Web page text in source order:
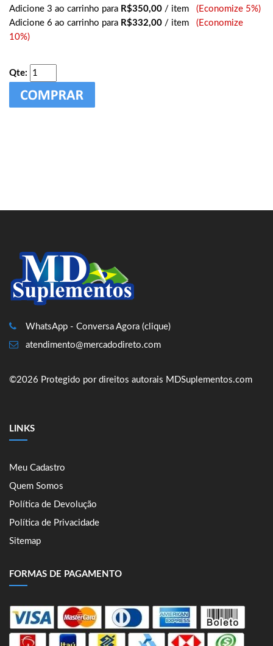
Adicione 3 ao carrinho para R$350,00 / item (Economize 5%)
Adicione 6 ao carrinho para R$332,00 / item (Economize
10%)
Qte:
WhatsApp - Conversa Agora (clique)
atendimento@mercadodireto.com
©2026 Protegido por direitos autorais MDSuplementos.com
LINKS
Meu Cadastro
Quem Somos
Política de Devolução
Política de Privacidade
Sitemap
FORMAS DE PAGAMENTO